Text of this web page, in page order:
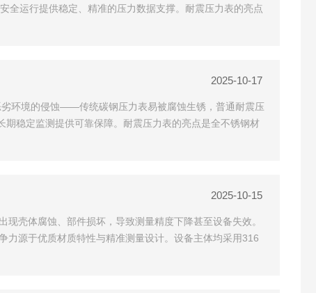
全运行提供稳定、精准的压力数据支撑。​耐震压力表的亮点
2025-10-17
环境的侵蚀——传统碳钢压力表易被腐蚀生锈，普通耐震压
稳定监测提供可靠保障。耐震压力表的亮点是全不锈钢材
2025-10-15
壳体腐蚀、部件损坏，导致测量精度下降甚至设备失效。
力源于优质材质特性与精准测量设计。设备主体均采用316